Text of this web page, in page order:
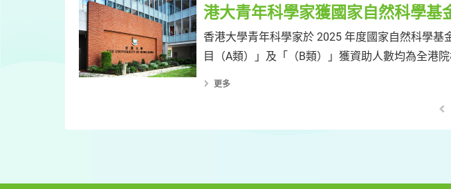
港大青年科學家獲國家自然科學基
香港大學青年科學家於 2025 年度國家自然科學
目（A類）」及「（B類）」獲資助人數均為全港院
更多